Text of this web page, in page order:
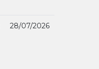
28/07/2026